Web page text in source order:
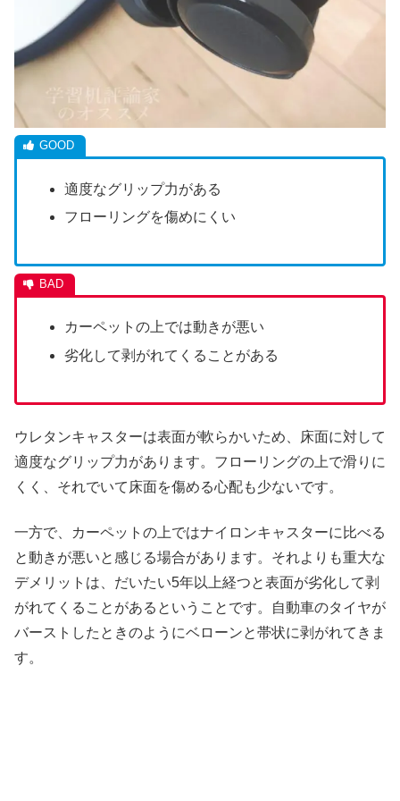
適度なグリップ力がある
フローリングを傷めにくい
カーペットの上では動きが悪い
劣化して剥がれてくることがある
ウレタンキャスターは表面が軟らかいため、床面に対して
適度なグリップ力があります。フローリングの上で滑りに
くく、それでいて床面を傷める心配も少ないです。
一方で、カーペットの上ではナイロンキャスターに比べる
と動きが悪いと感じる場合があります。それよりも重大な
デメリットは、だいたい5年以上経つと表面が劣化して剥
がれてくることがあるということです。自動車のタイヤが
バーストしたときのようにベローンと帯状に剥がれてきま
す。